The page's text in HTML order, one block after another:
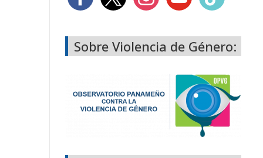
Sobre Violencia de Género: